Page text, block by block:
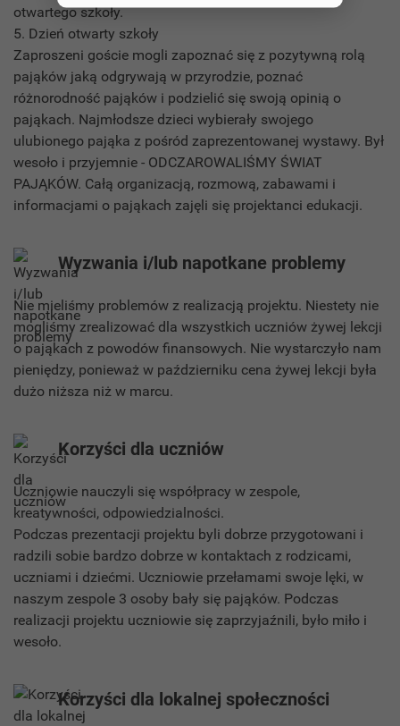
otwartego szkoły.
5. Dzień otwarty szkoły
Zaproszeni goście mogli zapoznać się z pozytywną rolą
pająków jaką odgrywają w przyrodzie, poznać
różnorodność pająków i podzielić się swoją opinią o
pająkach. Najmłodsze dzieci wybierały swojego
ulubionego pająka z pośród zaprezentowanej wystawy. Był
wesoło i przyjemnie - ODCZAROWALIŚMY ŚWIAT
PAJĄKÓW. Całą organizacją, rozmową, zabawami i
informacjami o pająkach zajęli się projektanci edukacji.
Wyzwania i/lub napotkane problemy
Nie mieliśmy problemów z realizacją projektu. Niestety nie
mogliśmy zrealizować dla wszystkich uczniów żywej lekcji
o pająkach z powodów finansowych. Nie wystarczyło nam
pieniędzy, ponieważ w październiku cena żywej lekcji była
dużo niższa niż w marcu.
Korzyści dla uczniów
Uczniowie nauczyli się współpracy w zespole,
kreatywności, odpowiedzialności.
Podczas prezentacji projektu byli dobrze przygotowani i
radzili sobie bardzo dobrze w kontaktach z rodzicami,
uczniami i dziećmi. Uczniowie przełamami swoje lęki, w
naszym zespole 3 osoby bały się pająków. Podczas
realizacji projektu uczniowie się zaprzyjaźnili, było miło i
wesoło.
Korzyści dla lokalnej społeczności